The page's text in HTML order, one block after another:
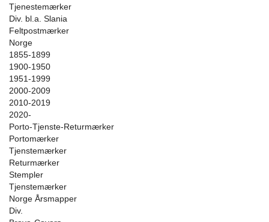
Tjenestemærker
Div. bl.a. Slania
Feltpostmærker
Norge
1855-1899
1900-1950
1951-1999
2000-2009
2010-2019
2020-
Porto-Tjenste-Returmærker
Portomærker
Tjenstemærker
Returmærker
Stempler
Tjenstemærker
Norge Årsmapper
Div.